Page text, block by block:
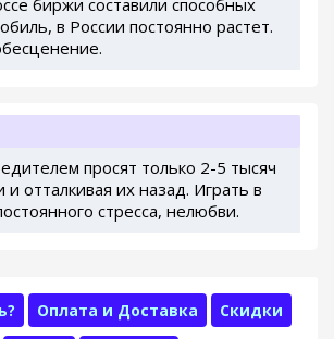
в России постоянно растет.
просят только 2-5 тысяч
и отталкивая их назад. Играть в
стресса, нелюбви.
Оплата и Доставка Скидки